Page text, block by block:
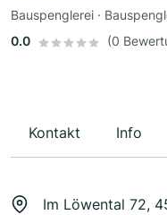
Bauspenglerei ·
0.0
(0
Kontakt Info
Im Löwental 72,